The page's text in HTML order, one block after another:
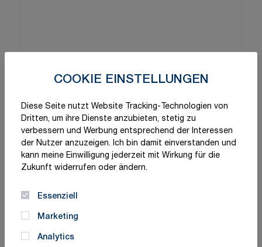
COOKIE EINSTELLUNGEN
Diese Seite nutzt Website Tracking-Technologien von
Dritten, um ihre Dienste anzubieten, stetig zu
verbessern und Werbung entsprechend der Interessen
der Nutzer anzuzeigen. Ich bin damit einverstanden und
kann meine Einwilligung jederzeit mit Wirkung für die
Zukunft widerrufen oder ändern.
Essenziell
Marketing
Analytics